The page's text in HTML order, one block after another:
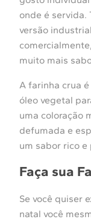
onde é servida.
versão
muito mais
A farinha crua
óleo vegetal
uma coloração
defumada e
um sabor rico e
Faça sua
Se você quiser
natal você